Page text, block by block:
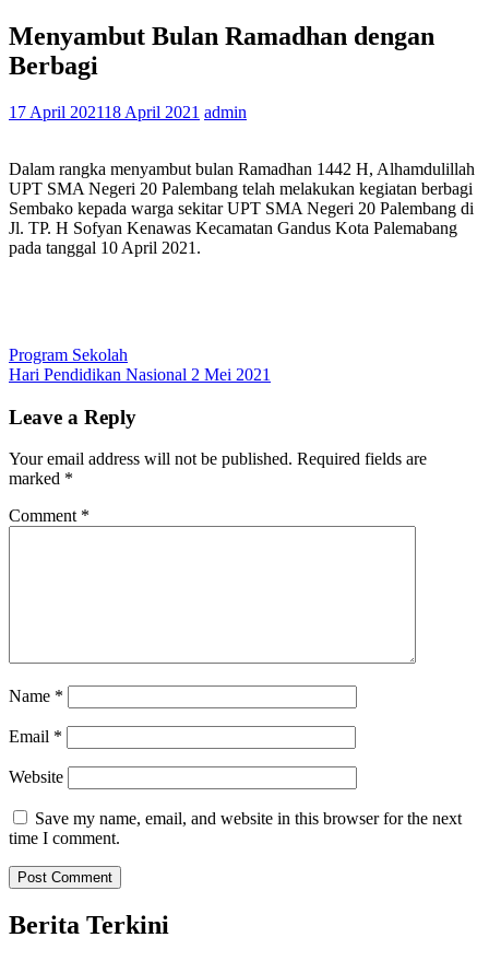
Menyambut Bulan Ramadhan dengan
Berbagi
17 April 202118 April 2021 admin
Dalam rangka menyambut bulan Ramadhan 1442 H, Alhamdulillah
UPT SMA Negeri 20 Palembang telah melakukan kegiatan berbagi
Sembako kepada warga sekitar UPT SMA Negeri 20 Palembang di
Jl. TP. H Sofyan Kenawas Kecamatan Gandus Kota Palemabang
pada tanggal 10 April 2021.
Program Sekolah
Post
navigation
Hari Pendidikan Nasional 2 Mei 2021
Leave a Reply
Your email address will not be published. Required fields are
marked *
Comment *
Name *
Email *
Website
Save my name, email, and website in this browser for the next
time I comment.
Berita Terkini